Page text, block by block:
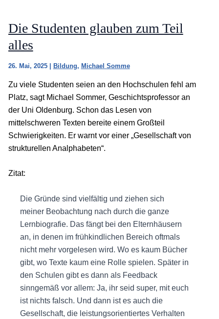
Die Studenten glauben zum Teil
alles
26. Mai, 2025 | Bildung, Michael Somme
Zu viele Studenten seien an den Hochschulen fehl am
Platz, sagt Michael Sommer, Geschichtsprofessor an
der Uni Oldenburg. Schon das Lesen von
mittelschweren Texten bereite einem Großteil
Schwierigkeiten. Er warnt vor einer „Gesellschaft von
strukturellen Analphabeten“.
Zitat:
Die Gründe sind vielfältig und ziehen sich
meiner Beobachtung nach durch die ganze
Lernbiografie. Das fängt bei den Elternhäusern
an, in denen im frühkindlichen Bereich oftmals
nicht mehr vorgelesen wird. Wo es kaum Bücher
gibt, wo Texte kaum eine Rolle spielen. Später in
den Schulen gibt es dann als Feedback
sinngemäß vor allem: Ja, ihr seid super, mit euch
ist nichts falsch. Und dann ist es auch die
Gesellschaft, die leistungsorientiertes Verhalten